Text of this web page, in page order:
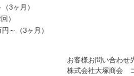
3ヶ月）
）
～（3ヶ月）
お客様お問い合わせ
株式会社大塚商会